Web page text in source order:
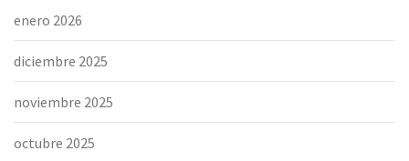
enero 2026
diciembre 2025
noviembre 2025
octubre 2025